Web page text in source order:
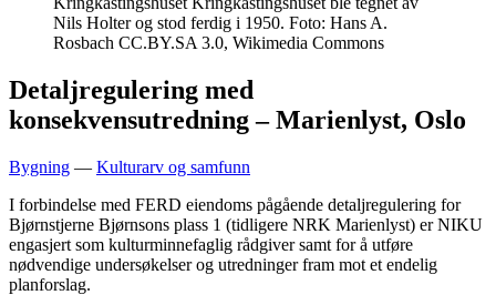
Nils Holter og stod ferdig i 1950. Foto: Hans A.
Rosbach CC.BY.SA 3.0, Wikimedia Commons
Detaljregulering med
konsekvensutredning – Marienlyst, Oslo
Bygning — Kulturarv og samfunn
I forbindelse med FERD eiendoms pågående detaljregulering for
Bjørnstjerne Bjørnsons plass 1 (tidligere NRK Marienlyst) er NIKU
engasjert som kulturminnefaglig rådgiver samt for å utføre
nødvendige undersøkelser og utredninger fram mot et endelig
planforslag.